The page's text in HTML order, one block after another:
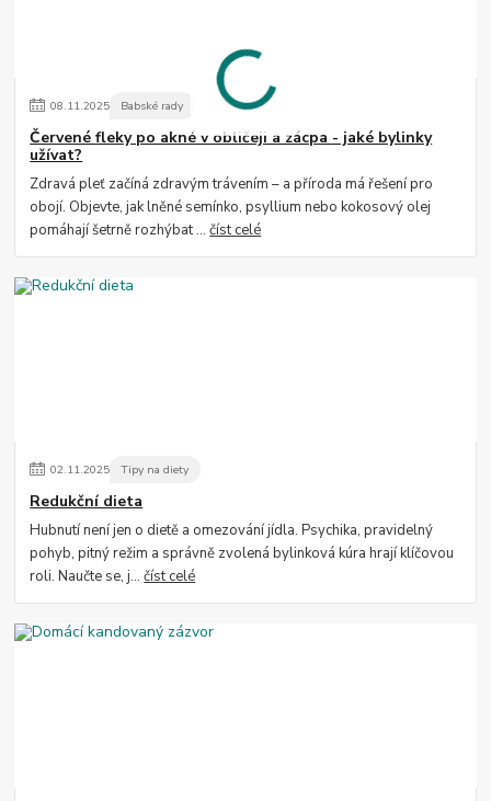
08.11.2025 Babské rady
Červené fleky po akné v obličeji a zácpa - jaké bylinky
užívat?
Zdravá pleť začíná zdravým trávením – a příroda má řešení pro
obojí. Objevte, jak lněné semínko, psyllium nebo kokosový olej
pomáhají šetrně rozhýbat ...číst celé
02.11.2025 Tipy na diety
Redukční dieta
Hubnutí není jen o dietě a omezování jídla. Psychika, pravidelný
pohyb, pitný režim a správně zvolená bylinková kúra hrají klíčovou
roli. Naučte se, j...číst celé